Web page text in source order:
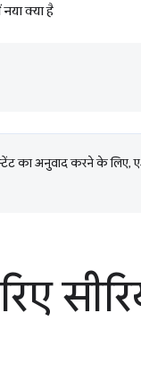
क्या है
का अनुवाद करने के लिए,